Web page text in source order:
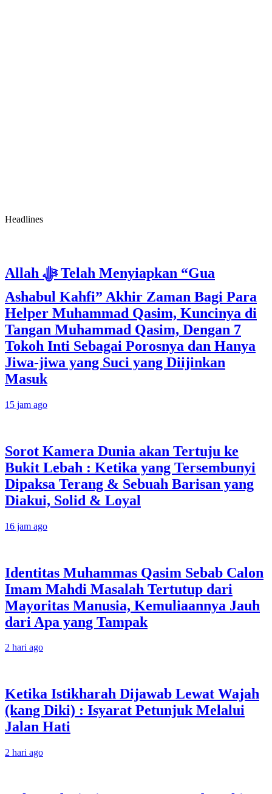
Headlines
Allah ﷻ Telah Menyiapkan “Gua
Ashabul Kahfi” Akhir Zaman Bagi Para
Helper Muhammad Qasim, Kuncinya di
Tangan Muhammad Qasim, Dengan 7
Tokoh Inti Sebagai Porosnya dan Hanya
Jiwa-jiwa yang Suci yang Diijinkan
Masuk
15 jam ago
Sorot Kamera Dunia akan Tertuju ke
Bukit Lebah : Ketika yang Tersembunyi
Dipaksa Terang & Sebuah Barisan yang
Diakui, Solid & Loyal
16 jam ago
Identitas Muhammas Qasim Sebab Calon
Imam Mahdi Masalah Tertutup dari
Mayoritas Manusia, Kemuliaannya Jauh
dari Apa yang Tampak
2 hari ago
Ketika Istikharah Dijawab Lewat Wajah
(kang Diki) : Isyarat Petunjuk Melalui
Jalan Hati
2 hari ago